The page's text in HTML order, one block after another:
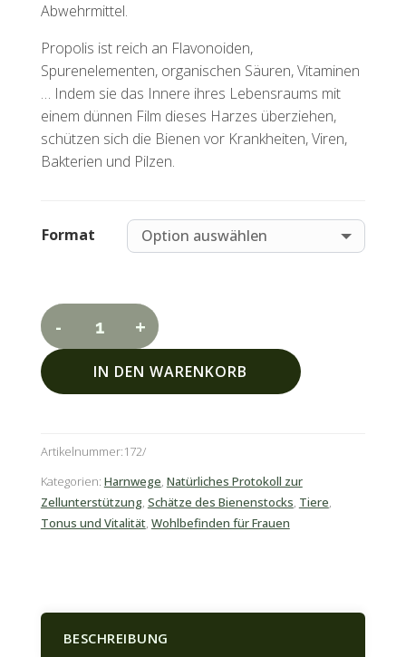
Abwehrmittel.
Propolis ist reich an Flavonoiden,
Spurenelementen, organischen Säuren, Vitaminen
… Indem sie das Innere ihres Lebensraums mit
einem dünnen Film dieses Harzes überziehen,
schützen sich die Bienen vor Krankheiten, Viren,
Bakterien und Pilzen.
Format
ROTE
Propolis
- +
IN DEN WARENKORB
t
e
r
n
Artikelnummer:172
Kategorien: Harnwege, Natürliches Protokoll zur
Zellunterstützung, Schätze des Bienenstocks, Tiere,
Tonus und Vitalität, Wohlbefinden für Frauen
BESCHREIBUNG